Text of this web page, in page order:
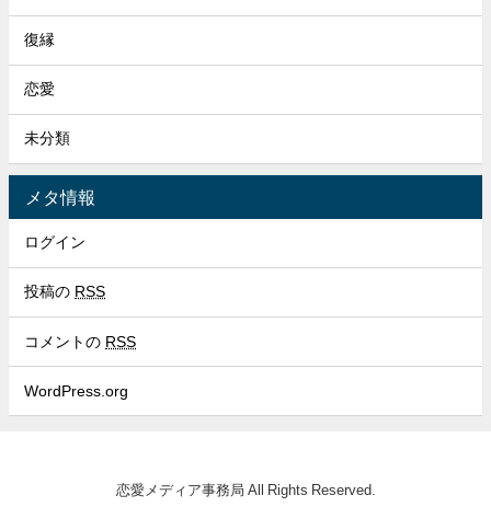
復縁
恋愛
未分類
メタ情報
ログイン
投稿の RSS
コメントの RSS
WordPress.org
恋愛メディア事務局 All Rights Reserved.